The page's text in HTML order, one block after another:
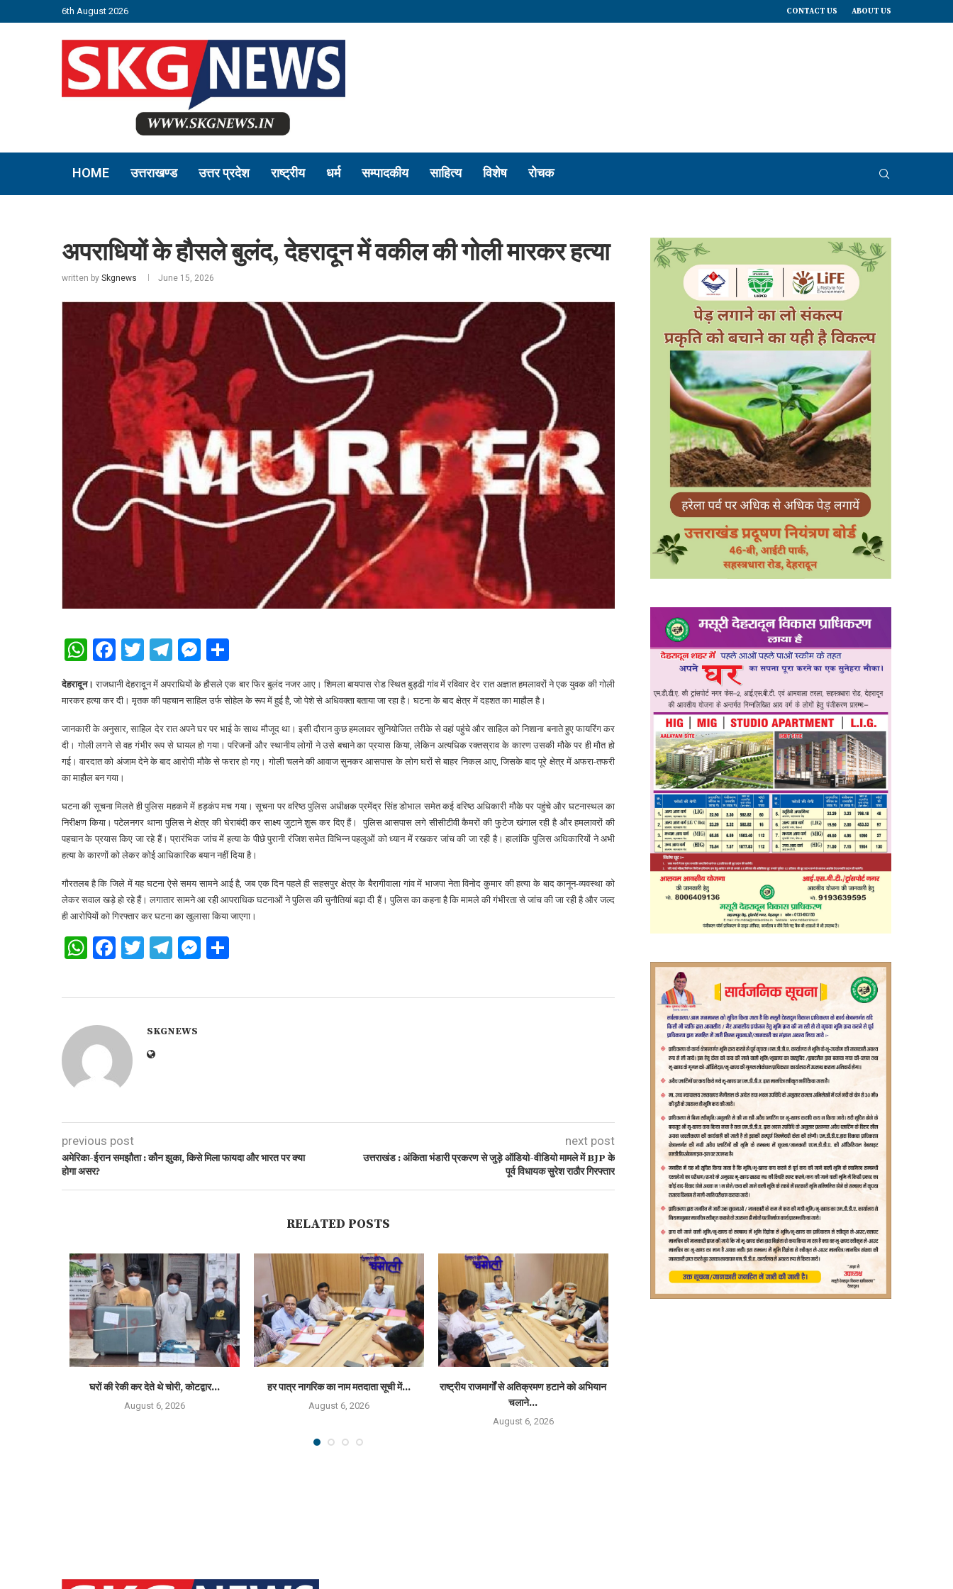
6th August 2026 CONTACT US ABOUT US
HOME उत्तराखण्ड उत्तर प्रदेश राष्ट्रीय धर्म सम्पादकीय साहित्य विशेष रोचक
अपराधियों के हौसले बुलंद, देहरादून में वकील की गोली मारकर हत्या
written by Skgnews June 15, 2026
WhatsApp
Facebook
Twitter
Telegram
Messenger
देहरादून। राजधानी देहरादून में अपराधियों के हौसले एक बार फिर बुलंद नजर आए। शिमला बायपास रोड स्थित बुड्ढी गांव में रविवार देर रात अज्ञात हमलावरों ने एक युवक की गोली
मारकर हत्या कर दी। मृतक की पहचान साहिल उर्फ सोहेल के रूप में हुई है, जो पेशे से अधिवक्ता बताया जा रहा है। घटना के बाद क्षेत्र में दहशत का माहौल है।
जानकारी के अनुसार, साहिल देर रात अपने घर पर भाई के साथ मौजूद था। इसी दौरान कुछ हमलावर सुनियोजित तरीके से वहां पहुंचे और साहिल को निशाना बनाते हुए फायरिंग कर
दी। गोली लगने से वह गंभीर रूप से घायल हो गया। परिजनों और स्थानीय लोगों ने उसे बचाने का प्रयास किया, लेकिन अत्यधिक रक्तस्राव के कारण उसकी मौके पर ही मौत हो
गई। वारदात को अंजाम देने के बाद आरोपी मौके से फरार हो गए। गोली चलने की आवाज सुनकर आसपास के लोग घरों से बाहर निकल आए, जिसके बाद पूरे क्षेत्र में अफरा-तफरी
का माहौल बन गया।
घटना की सूचना मिलते ही पुलिस महकमे में हड़कंप मच गया। सूचना पर वरिष्ठ पुलिस अधीक्षक प्रमेंद्र सिंह डोभाल समेत कई वरिष्ठ अधिकारी मौके पर पहुंचे और घटनास्थल का
निरीक्षण किया। पटेलनगर थाना पुलिस ने क्षेत्र की घेराबंदी कर साक्ष्य जुटाने शुरू कर दिए हैं। पुलिस आसपास लगे सीसीटीवी कैमरों की फुटेज खंगाल रही है और हमलावरों की
पहचान के प्रयास किए जा रहे हैं। प्रारंभिक जांच में हत्या के पीछे पुरानी रंजिश समेत विभिन्न पहलुओं को ध्यान में रखकर जांच की जा रही है। हालांकि पुलिस अधिकारियों ने अभी
हत्या के कारणों को लेकर कोई आधिकारिक बयान नहीं दिया है।
गौरतलब है कि जिले में यह घटना ऐसे समय सामने आई है, जब एक दिन पहले ही सहसपुर क्षेत्र के बैरागीवाला गांव में भाजपा नेता विनोद कुमार की हत्या के बाद कानून-व्यवस्था को
लेकर सवाल खड़े हो रहे हैं। लगातार सामने आ रही आपराधिक घटनाओं ने पुलिस की चुनौतियां बढ़ा दी हैं। पुलिस का कहना है कि मामले की गंभीरता से जांच की जा रही है और जल्द
ही आरोपियों को गिरफ्तार कर घटना का खुलासा किया जाएगा।
WhatsApp
Facebook
Twitter
Telegram
Messenger
SKGNEWS
previous post
अमेरिका-ईरान समझौता : कौन झुका, किसे मिला फायदा और भारत पर क्या
होगा असर?
next post
उत्तराखंड : अंकिता भंडारी प्रकरण से जुड़े ऑडियो-वीडियो मामले में BJP के
पूर्व विधायक सुरेश राठौर गिरफ्तार
RELATED POSTS
घरों की रेकी कर देते थे चोरी, कोटद्वार...
August 6, 2026
हर पात्र नागरिक का नाम मतदाता सूची में...
August 6, 2026
राष्ट्रीय राजमार्गों से अतिक्रमण हटाने को अभियान
चलाने...
August 6, 2026